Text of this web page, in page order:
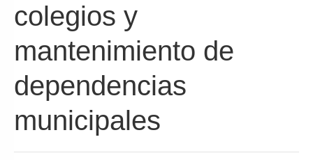
colegios y
mantenimiento de
dependencias
municipales